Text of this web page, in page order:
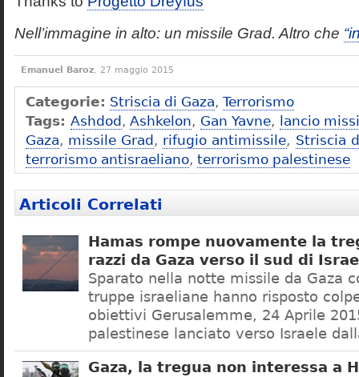
Nell’immagine in alto: un missile Grad. Altro che
Emanuel Baroz, 27 maggio 2015
Categorie: Striscia di Gaza, Terrorismo
Tags: Ashdod ,Ashkelon, Gan Yavne,
lancio
Gaza, missile Grad , rifugio antimissile, Striscia
terrorismo antisraeliano, terrorismo palestinese
Articoli Correlati
Hamas rompe nuovamente la
razzi da Gaza verso il sud di
Sparato nella notte missile da Gaza
truppe israeliane hanno risposto
obiettivi Gerusalemme, 24 Aprile
palestinese lanciato verso Israele
Gaza, la tregua non interessa a